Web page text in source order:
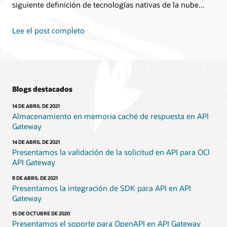
siguiente definición de tecnologías nativas de la nube...
Lee el post completo
Blogs destacados
14 DE ABRIL DE 2021
Almacenamiento en memoria caché de respuesta en API
Gateway
14 DE ABRIL DE 2021
Presentamos la validación de la solicitud en API para OCI
API Gateway
8 DE ABRIL DE 2021
Presentamos la integración de SDK para API en API
Gateway
15 DE OCTUBRE DE 2020
Presentamos el soporte para OpenAPI en API Gateway